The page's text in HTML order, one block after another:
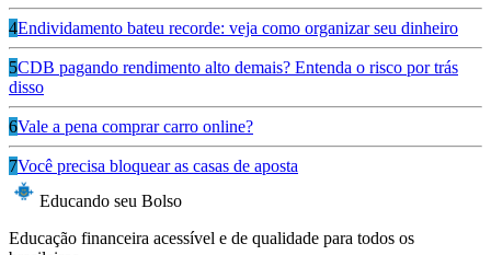
4Endividamento bateu recorde: veja como organizar seu dinheiro
5CDB pagando rendimento alto demais? Entenda o risco por trás
disso
6Vale a pena comprar carro online?
7Você precisa bloquear as casas de aposta
Educando seu Bolso
Educação financeira acessível e de qualidade para todos os